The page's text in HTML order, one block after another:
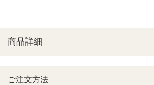
ご注文方法
商品詳細